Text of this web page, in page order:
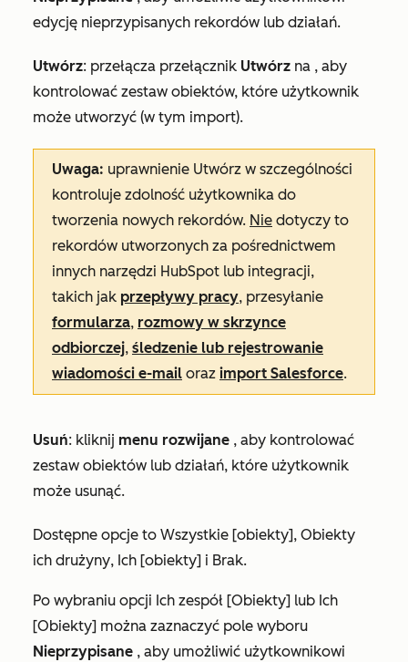
edycję nieprzypisanych rekordów lub działań.
Utwórz: przełącza przełącznik Utwórz na , aby
kontrolować zestaw obiektów, które użytkownik
może utworzyć (w tym import).
Uwaga: uprawnienie Utwórz w szczególności
kontroluje zdolność użytkownika do
tworzenia nowych rekordów. Nie dotyczy to
rekordów utworzonych za pośrednictwem
innych narzędzi HubSpot lub integracji,
takich jak przepływy pracy, przesyłanie
formularza, rozmowy w skrzynce
odbiorczej, śledzenie lub rejestrowanie
wiadomości e-mail oraz import Salesforce.
Usuń: kliknij menu rozwijane , aby kontrolować
zestaw obiektów lub działań, które użytkownik
może usunąć.
Dostępne opcje to Wszystkie [obiekty], Obiekty
ich drużyny, Ich [obiekty] i Brak.
Po wybraniu opcji Ich zespół [Obiekty] lub Ich
[Obiekty] można zaznaczyć pole wyboru
Nieprzypisane , aby umożliwić użytkownikowi